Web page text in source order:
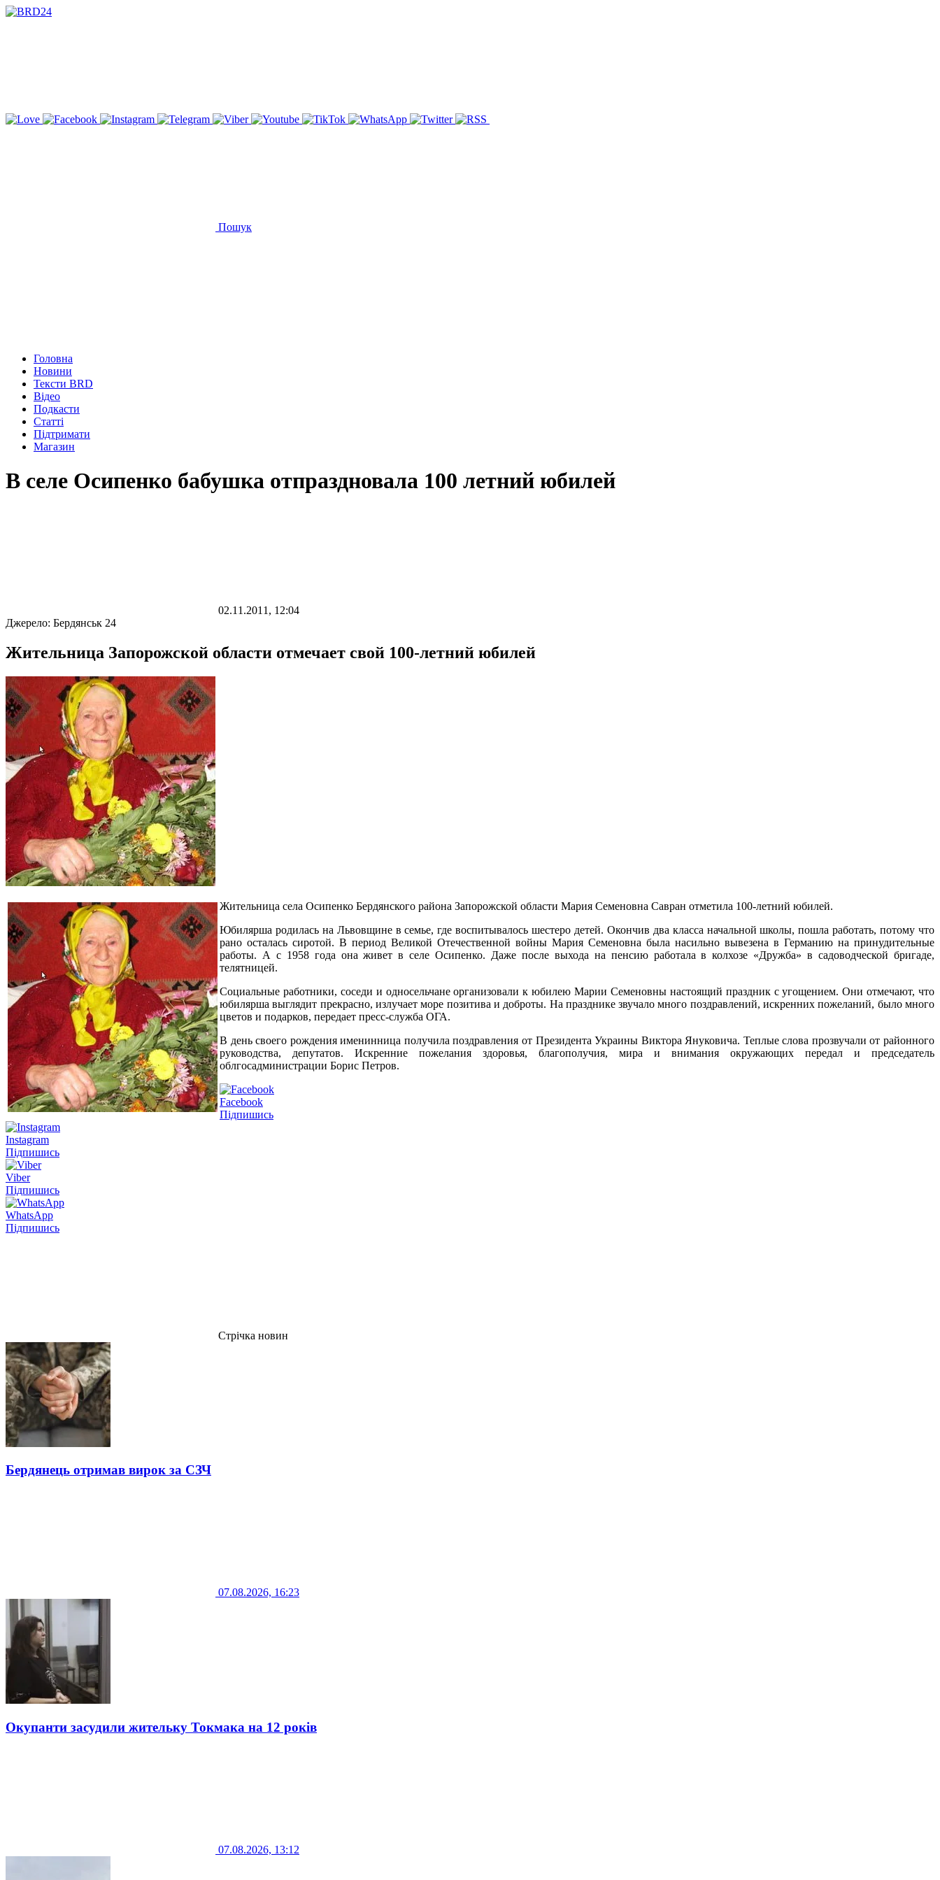
Пошук
Головна
Новини
Тексти BRD
Відео
Подкасти
Статті
Підтримати
Магазин
В селе Осипенко бабушка отпраздновала 100 летний юбилей
02.11.2011, 12:04
Джерело: Бердянськ 24
Жительница Запорожской области отмечает свой 100-летний юбилей
Жительница села Осипенко Бердянского района Запорожской области Мария Семеновна Савран отметила 100-летний юбилей.
Юбилярша родилась на Львовщине в семье, где воспитывалось шестеро детей. Окончив два класса начальной школы, пошла работать, потому что
рано осталась сиротой. В период Великой Отечественной войны Мария Семеновна была насильно вывезена в Германию на принудительные
работы. А с 1958 года она живет в селе Осипенко. Даже после выхода на пенсию работала в колхозе «Дружба» в садоводческой бригаде,
телятницей.
Социальные работники, соседи и односельчане организовали к юбилею Марии Семеновны настоящий праздник с угощением. Они отмечают, что
юбилярша выглядит прекрасно, излучает море позитива и доброты. На празднике звучало много поздравлений, искренних пожеланий, было много
цветов и подарков, передает пресс-служба ОГА.
В день своего рождения именинница получила поздравления от Президента Украины Виктора Януковича. Теплые слова прозвучали от районного
руководства, депутатов. Искренние пожелания здоровья, благополучия, мира и внимания окружающих передал и председатель
облгосадминистрации Борис Петров.
Facebook
Підпишись
Instagram
Підпишись
Viber
Підпишись
WhatsApp
Підпишись
Стрічка новин
Бердянець отримав вирок за СЗЧ
07.08.2026, 16:23
Окупанти засудили жительку Токмака на 12 років
07.08.2026, 13:12